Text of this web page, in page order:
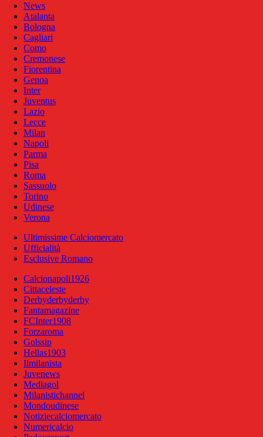
News
Atalanta
Bologna
Cagliari
Como
Cremonese
Fiorentina
Genoa
Inter
Juventus
Lazio
Lecce
Milan
Napoli
Parma
Pisa
Roma
Sassuolo
Torino
Udinese
Verona
Ultimissime Calciomercato
Ufficialità
Esclusive Romano
Calcionapoli1926
Cittaceleste
Derbyderbyderby
Fantamagazine
FCInter1908
Forzaroma
Golssip
Hellas1903
Ilmilanista
Juvenews
Mediagol
Milanistichannel
Mondoudinese
Notiziecalciomercato
Numericalcio